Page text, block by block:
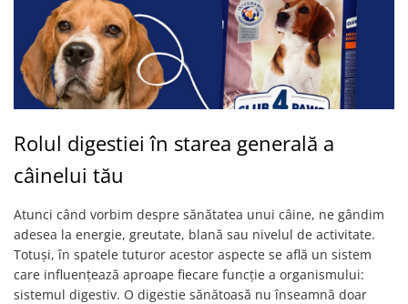
Rolul digestiei în starea generală a
câinelui tău
Atunci când vorbim despre sănătatea unui câine, ne gândim
adesea la energie, greutate, blană sau nivelul de activitate.
Totuși, în spatele tuturor acestor aspecte se află un sistem
care influențează aproape fiecare funcție a organismului:
sistemul digestiv. O digestie sănătoasă nu înseamnă doar